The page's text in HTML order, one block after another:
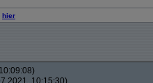
hier
10:15:30)